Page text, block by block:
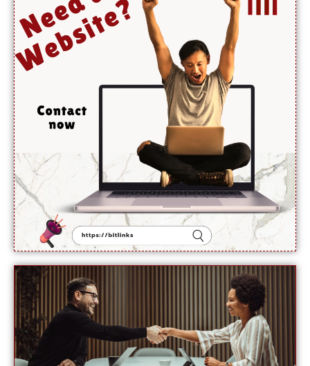
کے
سے
انکار کر
دیا